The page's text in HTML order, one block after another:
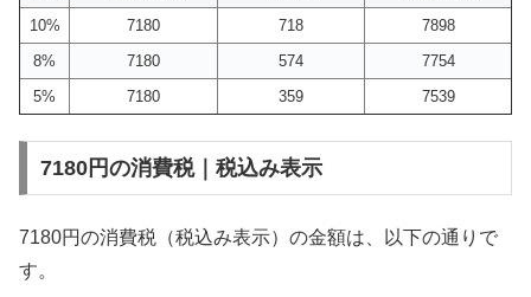
10%
7180 718
7898
8%
7180 574
7754
5%
7180 359 7539
7180円の消費税｜税込み表示
7180円の消費税（税込み表示）の金額は、以下の通りで
す。